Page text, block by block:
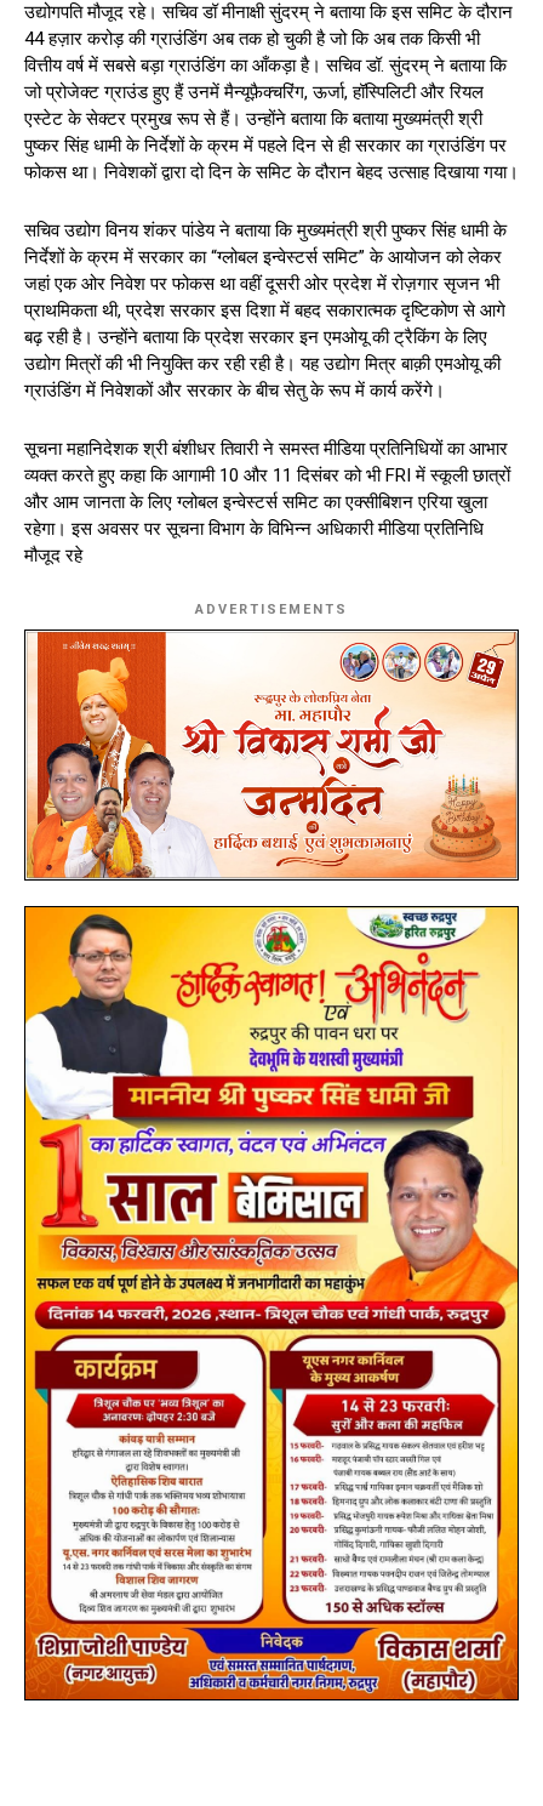
उद्योगपति मौजूद रहे। सचिव डॉ मीनाक्षी सुंदरम् ने बताया कि इस समिट के दौरान
₹44 हज़ार करोड़ की ग्राउंडिंग अब तक हो चुकी है जो कि अब तक किसी भी
वित्तीय वर्ष में सबसे बड़ा ग्राउंडिंग का आँकड़ा है। सचिव डॉ. सुंदरम् ने बताया कि
जो प्रोजेक्ट ग्राउंड हुए हैं उनमें मैन्यूफ़ैक्चरिंग, ऊर्जा, हॉस्पिलिटी और रियल
एस्टेट के सेक्टर प्रमुख रूप से हैं। उन्होंने बताया कि बताया मुख्यमंत्री श्री
पुष्कर सिंह धामी के निर्देशों के क्रम में पहले दिन से ही सरकार का ग्राउंडिंग पर
फोकस था। निवेशकों द्वारा दो दिन के समिट के दौरान बेहद उत्साह दिखाया गया।
सचिव उद्योग विनय शंकर पांडेय ने बताया कि मुख्यमंत्री श्री पुष्कर सिंह धामी के
निर्देशों के क्रम में सरकार का “ग्लोबल इन्वेस्टर्स समिट” के आयोजन को लेकर
जहां एक ओर निवेश पर फोकस था वहीं दूसरी ओर प्रदेश में रोज़गार सृजन भी
प्राथमिकता थी, प्रदेश सरकार इस दिशा में बहद सकारात्मक दृष्टिकोण से आगे
बढ़ रही है। उन्होंने बताया कि प्रदेश सरकार इन एमओयू की ट्रैकिंग के लिए
उद्योग मित्रों की भी नियुक्ति कर रही रही है। यह उद्योग मित्र बाक़ी एमओयू की
ग्राउंडिंग में निवेशकों और सरकार के बीच सेतु के रूप में कार्य करेंगे।
सूचना महानिदेशक श्री बंशीधर तिवारी ने समस्त मीडिया प्रतिनिधियों का आभार
व्यक्त करते हुए कहा कि आगामी 10 और 11 दिसंबर को भी FRI में स्कूली छात्रों
और आम जानता के लिए ग्लोबल इन्वेस्टर्स समिट का एक्सीबिशन एरिया खुला
रहेगा। इस अवसर पर सूचना विभाग के विभिन्न अधिकारी मीडिया प्रतिनिधि
मौजूद रहे
ADVERTISEMENTS